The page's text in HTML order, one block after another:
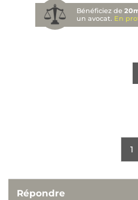
Bénéficiez de
un avocat. En
1
Répondre